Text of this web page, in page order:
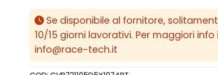
Se disponibile al fornitore,
10/15 giorni lavorativi. Per maggiori
info@race-tech.it